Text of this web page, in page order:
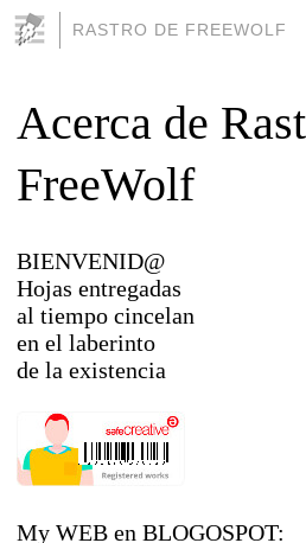
RASTRO DE FREEWOLF
Acerca de
FreeWolf
BIENVENID@
Hojas entregadas
al tiempo cincelan
en el laberinto
de la existencia
My WEB en BLOGOSPOT: